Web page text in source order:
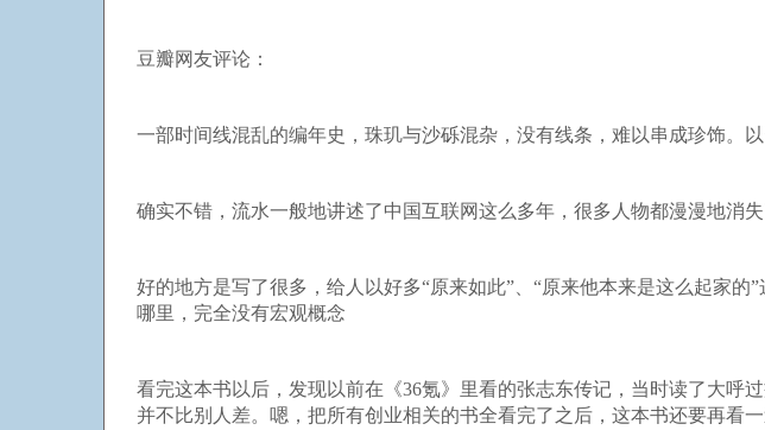
豆瓣网友评论：
一部时间线混乱的编年史，珠玑与沙砾混杂，没有线条，难以串成珍饰。
确实不错，流水一般地讲述了中国互联网这么多年，很多人物都漫漫地消失
好的地方是写了很多，给人以好多“原来如此”、“原来他本来是这么起家
哪里，完全没有宏观概念
看完这本书以后，发现以前在《36氪》里看的张志东传记，当时读了大呼
并不比别人差。嗯，把所有创业相关的书全看完了之后，这本书还要再看